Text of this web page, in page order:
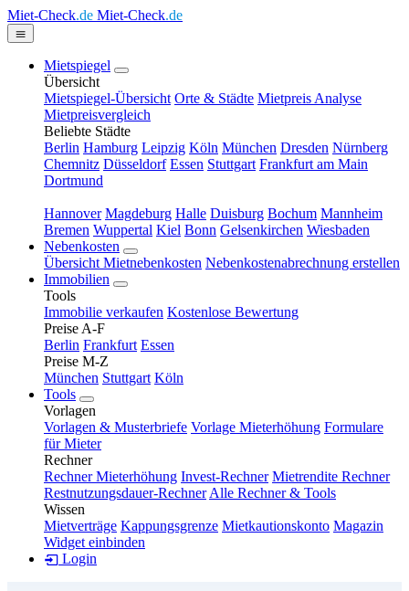
Miet-Check.de Miet-Check.de
Mietspiegel
Übersicht
Mietspiegel-Übersicht Orte & Städte Mietpreis Analyse
Mietpreisvergleich
Beliebte Städte
Berlin Hamburg Leipzig Köln München Dresden Nürnberg
Chemnitz Düsseldorf Essen Stuttgart Frankfurt am Main
Dortmund
Hannover Magdeburg Halle Duisburg Bochum Mannheim
Bremen Wuppertal Kiel Bonn Gelsenkirchen Wiesbaden
Nebenkosten
Übersicht Mietnebenkosten Nebenkostenabrechnung erstellen
Immobilien
Tools
Immobilie verkaufen Kostenlose Bewertung
Preise A-F
Berlin Frankfurt Essen
Preise M-Z
München Stuttgart Köln
Tools
Vorlagen
Vorlagen & Musterbriefe Vorlage Mieterhöhung Formulare
für Mieter
Rechner
Rechner Mieterhöhung Invest-Rechner Mietrendite Rechner
Restnutzungsdauer-Rechner Alle Rechner & Tools
Wissen
Mietverträge Kappungsgrenze Mietkautionskonto Magazin
Widget einbinden
Login